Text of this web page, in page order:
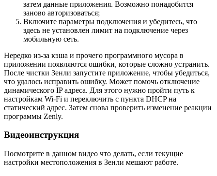
затем данные приложения. Возможно понадобится
заново авторизоваться;
Включите параметры подключения и убедитесь, что
здесь не установлен лимит на подключение через
мобильную сеть.
Нередко из-за кэша и прочего программного мусора в
приложении появляются ошибки, которые сложно устранить.
После чистки Зенли запустите приложение, чтобы убедиться,
что удалось исправить ошибку. Может помочь отключение
динамического IP адреса. Для этого нужно пройти путь к
настройкам Wi-Fi и переключить с пункта DHCP на
статический адрес. Затем снова проверить изменение реакции
программы Zenly.
Видеоинструкция
Посмотрите в данном видео что делать, если текущие
настройки местоположения в Зенли мешают работе.